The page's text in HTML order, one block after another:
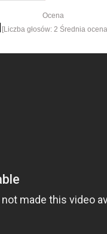
Ocena
[Liczba głosów: 2 Średnia